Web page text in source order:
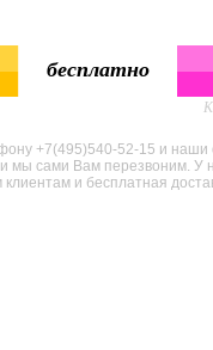
бесплатно
+7(495)540-52-15 и
и мы сами Вам перезвоним. У
и бесплатная